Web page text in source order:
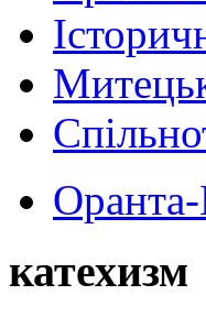
катехизм